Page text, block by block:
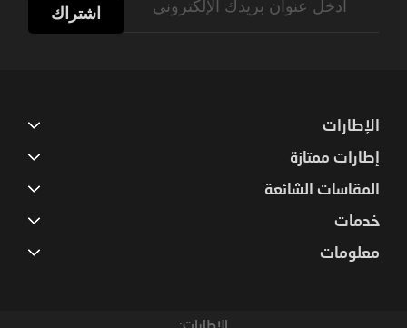
اشتراك
الإطارات
إطارات ممتازة
المقاسات الشائعة
خدمات
معلومات